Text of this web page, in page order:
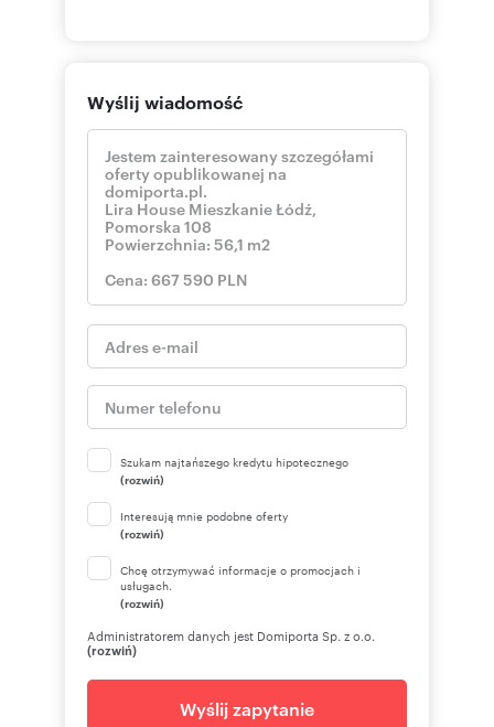
Wyślij wiadomość
Szukam najtańszego kredytu hipotecznego
(rozwiń)
Interesują mnie podobne oferty
(rozwiń)
Chcę otrzymywać informacje o promocjach i
usługach.
(rozwiń)
Administratorem danych jest Domiporta Sp. z o.o.
(rozwiń)
Wyślij zapytanie